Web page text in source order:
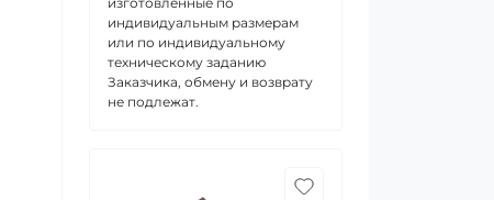
индивидуальным размерам
или по индивидуальному
техническому заданию
Заказчика, обмену и возврату
не подлежат.